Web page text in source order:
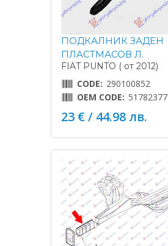
ПОДКАЛНИК ЗАДЕН
ПЛАСТМАСОВ Л.
FIAT PUNTO ( от 2012)
CODE: 290100852
OEM CODE: 51782377
23 € / 44.98 лв.